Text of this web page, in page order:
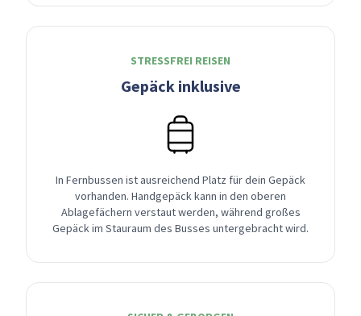
STRESSFREI REISEN
Gepäck inklusive
In Fernbussen ist ausreichend Platz für dein Gepäck
vorhanden. Handgepäck kann in den oberen
Ablagefächern verstaut werden, während großes
Gepäck im Stauraum des Busses untergebracht wird.